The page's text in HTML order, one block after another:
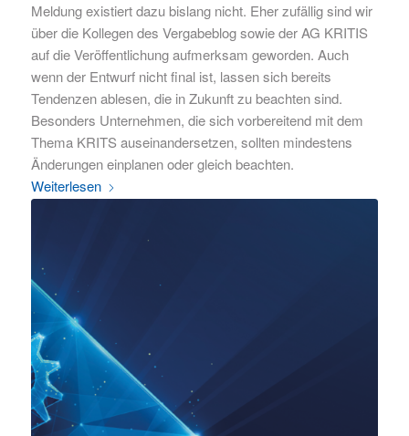
Meldung existiert dazu bislang nicht. Eher zufällig sind wir
über die Kollegen des Vergabeblog sowie der AG KRITIS
auf die Veröffentlichung aufmerksam geworden. Auch
wenn der Entwurf nicht final ist, lassen sich bereits
Tendenzen ablesen, die in Zukunft zu beachten sind.
Besonders Unternehmen, die sich vorbereitend mit dem
Thema KRITS auseinandersetzen, sollten mindestens
Änderungen einplanen oder gleich beachten.
Weiterlesen